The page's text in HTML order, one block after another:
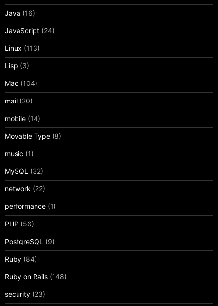
Java (16)
JavaScript (24)
Linux (113)
Lisp (3)
Mac (104)
mail (20)
mobile (14)
Movable Type (8)
music (1)
MySQL (32)
network (22)
performance (1)
PHP (56)
PostgreSQL (9)
Ruby (84)
Ruby on Rails (148)
security (23)